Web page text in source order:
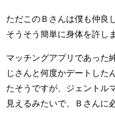
ただこのＢさんは僕も仲良
そうそう簡単に身体を許し
マッチングアプリであった
じさんと何度かデートした
たそうですが、ジェントル
見えるみたいで、Ｂさんに